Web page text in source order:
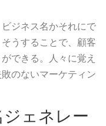
ジネス名かそれにで
うすることで、顧客
できる。人々に覚え
のないマーケティン
ェネレー